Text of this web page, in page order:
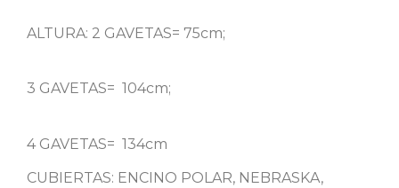
ALTURA: 2 GAVETAS= 75cm;
3 GAVETAS= 104cm;
4 GAVETAS= 134cm
CUBIERTAS: ENCINO POLAR, NEBRASKA,